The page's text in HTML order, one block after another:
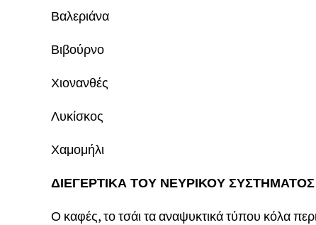
Βαλεριάνα
Βιβούρνο
Χιονανθές
Λυκίσκος
Χαμομήλι
ΔΙΕΓΕΡΤΙΚΑ ΤΟΥ ΝΕΥΡΙΚΟΥ ΣΥΣΤΗΜΑΤΟΣ
Ο καφές, το τσάι τα αναψυκτικά τύπου κόλα